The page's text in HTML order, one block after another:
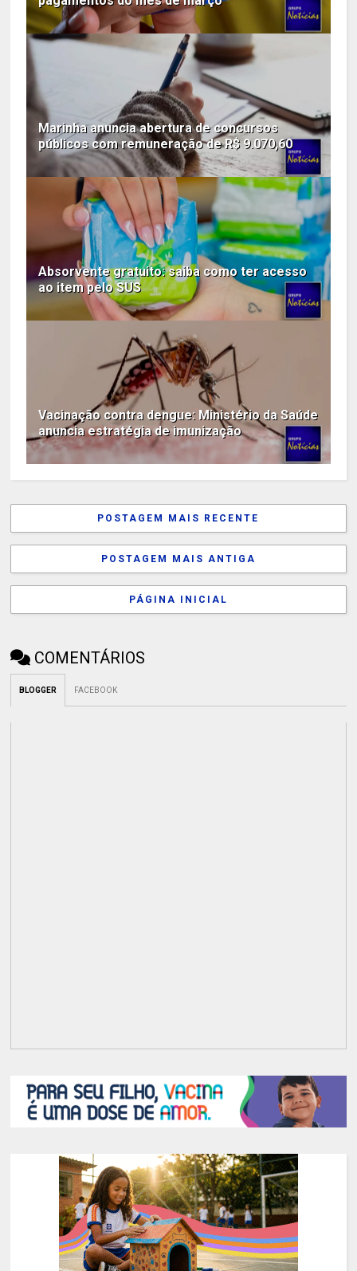
Marinha anuncia abertura de concursos
públicos com remuneração de R$ 9.070,60
Absorvente gratuito: saiba como ter acesso
ao item pelo SUS
Vacinação contra dengue: Ministério da Saúde
anuncia estratégia de imunização
POSTAGEM MAIS RECENTE
POSTAGEM MAIS ANTIGA
PÁGINA INICIAL
COMENTÁRIOS
BLOGGER FACEBOOK